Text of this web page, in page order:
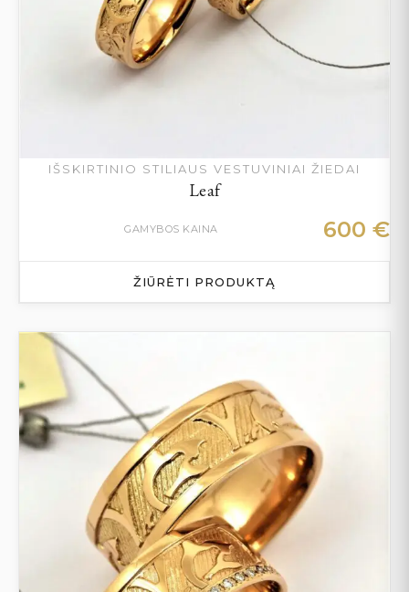
IŠSKIRTINIO STILIAUS VESTUVINIAI ŽIEDAI
Leaf
GAMYBOS KAINA 600 €
ŽIŪRĖTI PRODUKTĄ